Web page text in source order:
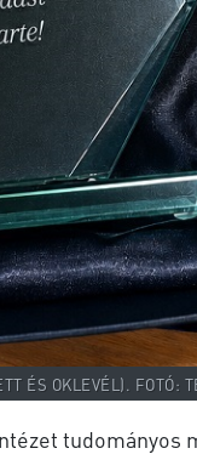
ÉS OKLEVÉL). FOTÓ:
tudományos